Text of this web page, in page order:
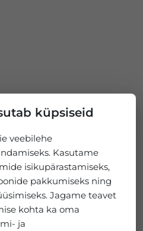
küpsiseid
veebilehe
Kasutame
isikupärastamiseks,
pakkumiseks ning
Jagame teavet
kohta ka oma
ja